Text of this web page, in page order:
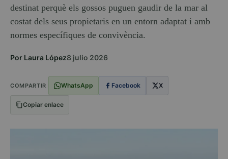
destinat perquè els gossos puguen gaudir de la mar al
costat dels seus propietaris en un entorn adaptat i amb
normes específiques de convivència.
Por Laura López8 julio 2026
COMPARTIR WhatsApp Facebook X
Copiar enlace